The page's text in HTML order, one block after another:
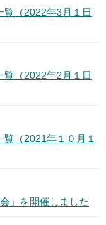
（2022年3月１日
（2022年2月１日
（2021年１０月１
」を開催しました